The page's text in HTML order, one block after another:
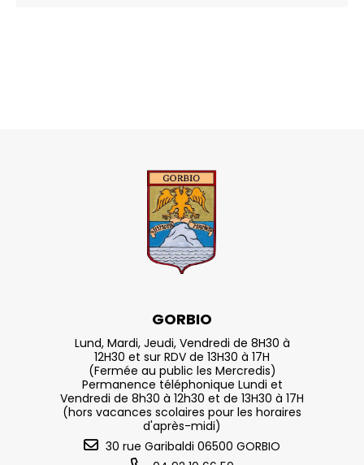
GORBIO
Lund, Mardi, Jeudi, Vendredi de 8H30 à
12H30 et sur RDV de 13H30 à 17H
(Fermée au public les Mercredis)
Permanence téléphonique Lundi et
Vendredi de 8h30 à 12h30 et de 13H30 à 17H
(hors vacances scolaires pour les horaires
d'après-midi)
30 rue Garibaldi 06500 GORBIO